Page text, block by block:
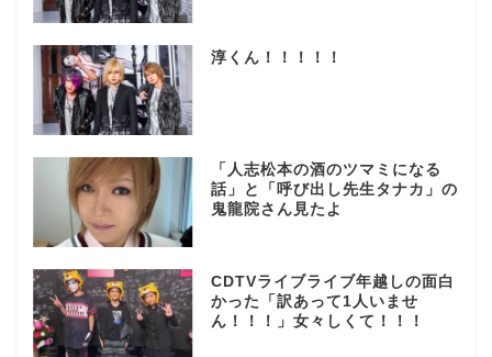
淳くん！！！！！
「人志松本の酒のツマミになる
話」と「呼び出し先生タナカ」の
鬼龍院さん見たよ
CDTVライブライブ年越しの面白
かった「訳あって1人いませ
ん！！！」女々しくて！！！